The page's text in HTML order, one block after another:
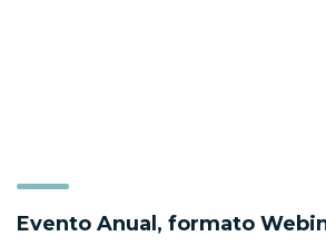
Evento Anual, formato